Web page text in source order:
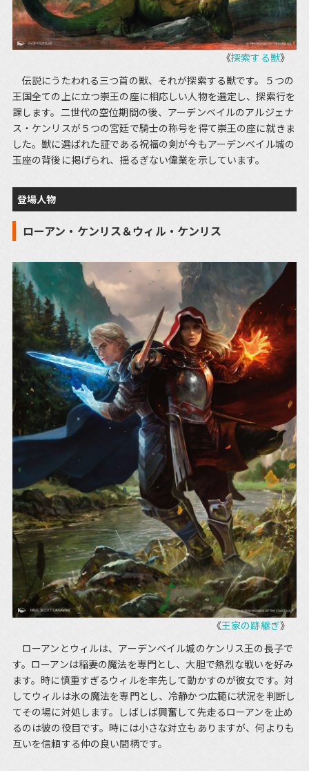
《探索する獣》
伝説にうたわれる三つ首の獣、それが探索する獣です。５つの
王国全ての上に立つ崇王の座に相応しい人物を選定し、探索行を
課します。二世代の空位期間の後、アーデンベイルのアルジェナ
ス・ケンリスが５つの宮廷で騎士の称号を得て崇王の座に就きま
した。獣に選ばれた証である祝福の剣が今もアーデンベイル城の
玉座の背後に掲げられ、揺るぎない偉業を示しています。
登場人物
ローアン・ケンリス＆ウィル・ケンリス
《王家の跡継ぎ》
ローアンとウィルは、アーデンベイル城のケンリス王の長子で
す。ローアンは稲妻の魔法を専門とし、大胆で熱烈な戦いを好み
ます。時に慎重すぎるウィルを率先して動かすのが彼女です。対
してウィルは氷の魔法を専門とし、冷静かつ広範に状況を判断し
てその場に対処します。しばしば興奮して先走るローアンを止め
るのは彼の役目です。時には小さな対立もありますが、何よりも
互いを信頼する仲の良い間柄です。